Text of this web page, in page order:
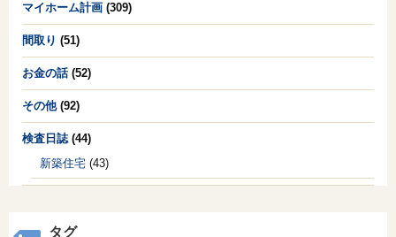
マイホーム計画 (309)
間取り (51)
お金の話(52)
その他(92)
検査日誌(44)
新築住宅 (43)
タグ